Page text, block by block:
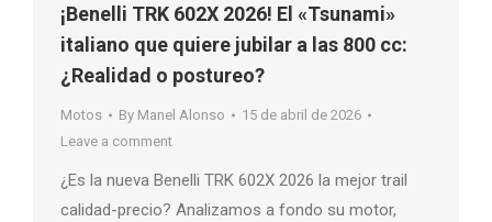
¡Benelli TRK 602X 2026! El «Tsunami»
italiano que quiere jubilar a las 800 cc:
¿Realidad o postureo?
Motos By Manel Alonso
15 de abril de 2026
Leave a comment
¿Es la nueva Benelli TRK 602X 2026 la mejor trail
calidad-precio? Analizamos a fondo su motor,